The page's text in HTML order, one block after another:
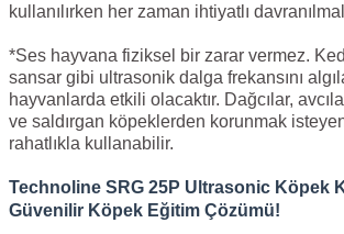
kullanılırken her zaman ihtiyatlı
*Ses hayvana fiziksel bir zarar vermez.
sansar gibi ultrasonik dalga frekansını
hayvanlarda etkili olacaktır. Dağcılar,
ve saldırgan köpeklerden korunmak
rahatlıkla kullanabilir.
Technoline SRG 25P Ultrasonic Köpek
Güvenilir Köpek Eğitim Çözümü!